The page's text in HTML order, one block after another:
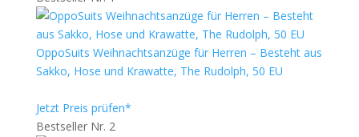
OppoSuits Weihnachtsanzüge für Herren – Besteht aus
Sakko, Hose und Krawatte, The Rudolph, 50 EU
Jetzt Preis prüfen*
Bestseller Nr. 2